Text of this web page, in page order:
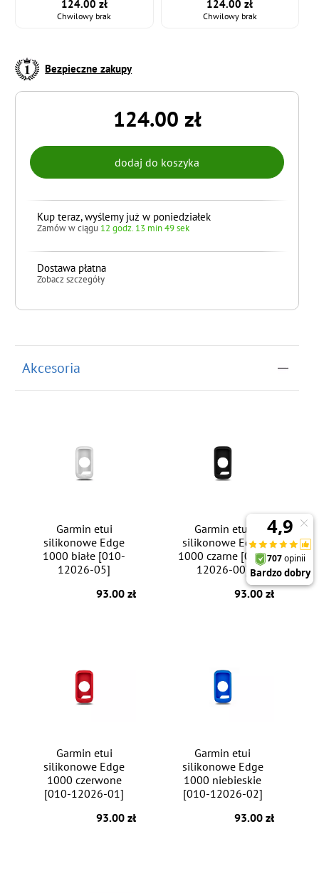
124.00 zł
Chwilowy brak
124.00 zł
Chwilowy brak
Bezpieczne zakupy
124.00 zł
Kup teraz, wyślemy już w poniedziałek
Zamów w ciągu 12 godz. 13 min 48 sek
Dostawa płatna
Zobacz szczegóły
Akcesoria
Garmin etui
silikonowe Edge
1000 białe [010-
12026-05]
93.00 zł
Garmin etui
silikonowe Edge
1000 czarne [010-
12026-00]
93.00 zł
Garmin etui
silikonowe Edge
1000 czerwone
[010-12026-01]
93.00 zł
Garmin etui
silikonowe Edge
1000 niebieskie
[010-12026-02]
93.00 zł